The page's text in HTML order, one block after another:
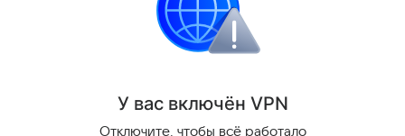
ноутбуки
Поделиться
У вас включён VPN
Отключите, чтобы всё работало